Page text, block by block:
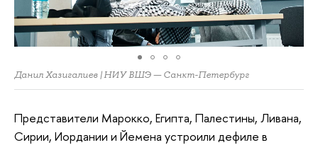
Данил Хазигалиев | НИУ ВШЭ — Санкт-Петербург
Представители Марокко, Египта, Палестины, Ливана,
Сирии, Иордании и Йемена устроили дефиле в